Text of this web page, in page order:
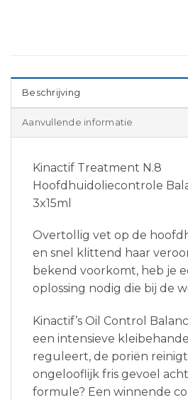
Beschrijving
Aanvullende informatie
Kinactif Treatment N.8
Hoofdhuidoliecontrole
3x15ml
Overtollig vet op de
en snel klittend haar
bekend voorkomt, heb je
oplossing nodig die bij de
Kinactif’s Oil Control
een intensieve
reguleert, de poriën
ongelooflijk fris gevoel
formule? Een winnende